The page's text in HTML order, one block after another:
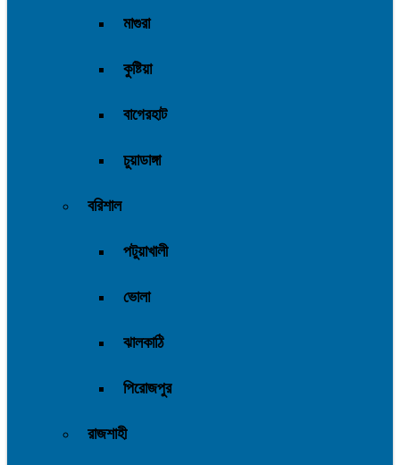
মাগুরা
কুষ্টিয়া
বাগেরহাট
চুয়াডাঙ্গা
বরিশাল
পটুয়াখালী
ভোলা
ঝালকাঠি
পিরোজপুর
রাজশাহী